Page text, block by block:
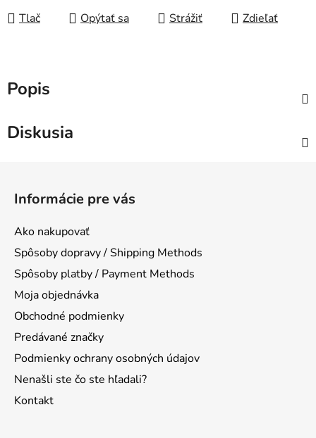
Tlač Opýtať sa Strážiť Zdieľať
Popis
Diskusia
Informácie pre vás
Ako nakupovať
Spôsoby dopravy / Shipping Methods
Spôsoby platby / Payment Methods
Moja objednávka
Obchodné podmienky
Predávané značky
Podmienky ochrany osobných údajov
Nenašli ste čo ste hľadali?
Kontakt